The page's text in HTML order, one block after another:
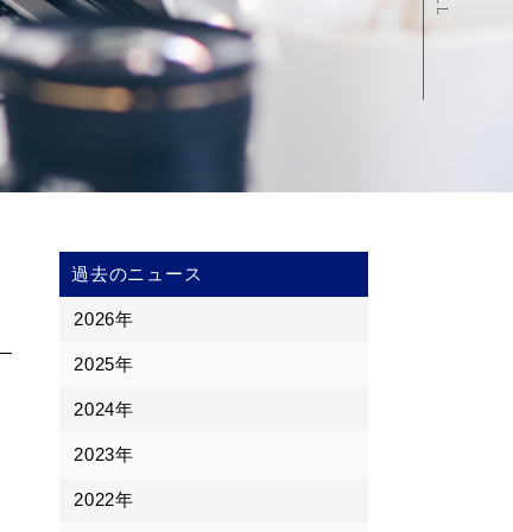
過去のニュース
2026年
2025年
2024年
2023年
2022年